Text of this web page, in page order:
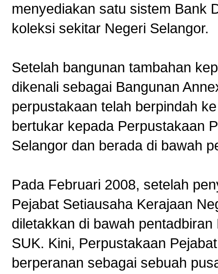
menyediakan satu sistem Bank
koleksi sekitar Negeri Selangor.
Setelah bangunan tambahan
dikenali sebagai Bangunan
perpustakaan telah berpindah
bertukar kepada Perpustakaan
Selangor dan berada di bawah
Pada Februari 2008, setelah
Pejabat Setiausaha Kerajaan
diletakkan di bawah
SUK. Kini, Perpustakaan
berperanan sebagai sebuah